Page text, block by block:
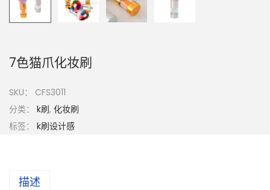
7色猫爪化妆刷
SKU： CFS3011
分类： k刷, 化妆刷
标签： k刷设计感
描述